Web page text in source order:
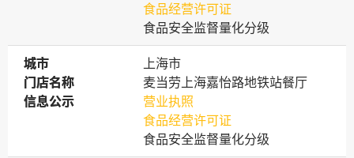
食品经营许可证
食品安全监督量化分级
城市
城市
上海市
门店名称
门店名称
麦当劳上海嘉怡路地铁站餐厅
信息公示
信息公示
营业执照
食品经营许可证
食品安全监督量化分级